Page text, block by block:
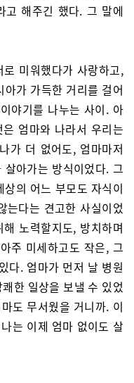
고 해주긴 했다. 그 말에
미워했다가 사랑하고,
가 가득한 거리를 걸어
야기를 나누는 사이. 아
엄마와 나라서 우리는
가 더 없어도, 엄마마저
아가는 방식이었다. 그
의 어느 부모도 자식이
는다는 견고한 사실이었
노력할지도, 방치하며
주 미세하고도 작은, 그
다. 엄마가 먼저 날 병원
한 일상을 보낼 수 있었
도 무서웠을 거니까. 이
는 이제 엄마 없이도 살